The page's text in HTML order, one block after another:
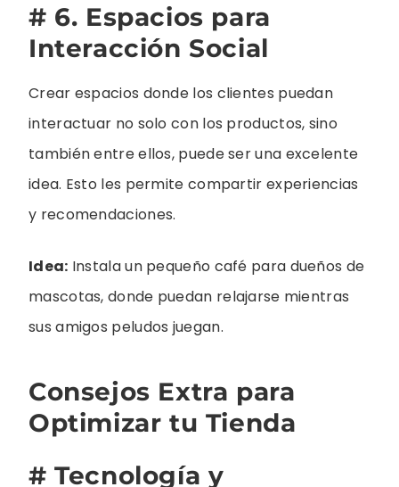
# 6. Espacios para
Interacción Social
Crear espacios donde los clientes puedan
interactuar no solo con los productos, sino
también entre ellos, puede ser una excelente
idea. Esto les permite compartir experiencias
y recomendaciones.
Idea: Instala un pequeño café para dueños de
mascotas, donde puedan relajarse mientras
sus amigos peludos juegan.
Consejos Extra para
Optimizar tu Tienda
# Tecnología y